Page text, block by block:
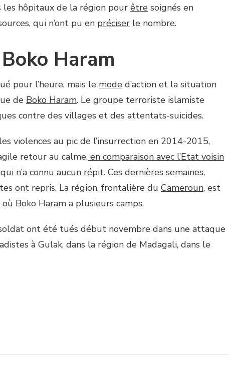
hôpitaux de la région pour être soignés en
qui n’ont pu en préciser le nombre.
Haram
pour l’heure, mais le mode d’action et la situation
de Boko Haram. Le groupe terroriste islamiste
contre des villages et des attentats-suicides.
violences au pic de l’insurrection en 2014-2015,
retour au calme, en comparaison avec l’Etat voisin
n’a connu aucun répit. Ces dernières semaines,
ont repris. La région, frontalière du Cameroun, est
Boko Haram a plusieurs camps.
ont été tués début novembre dans une attaque
à Gulak, dans la région de Madagali, dans le